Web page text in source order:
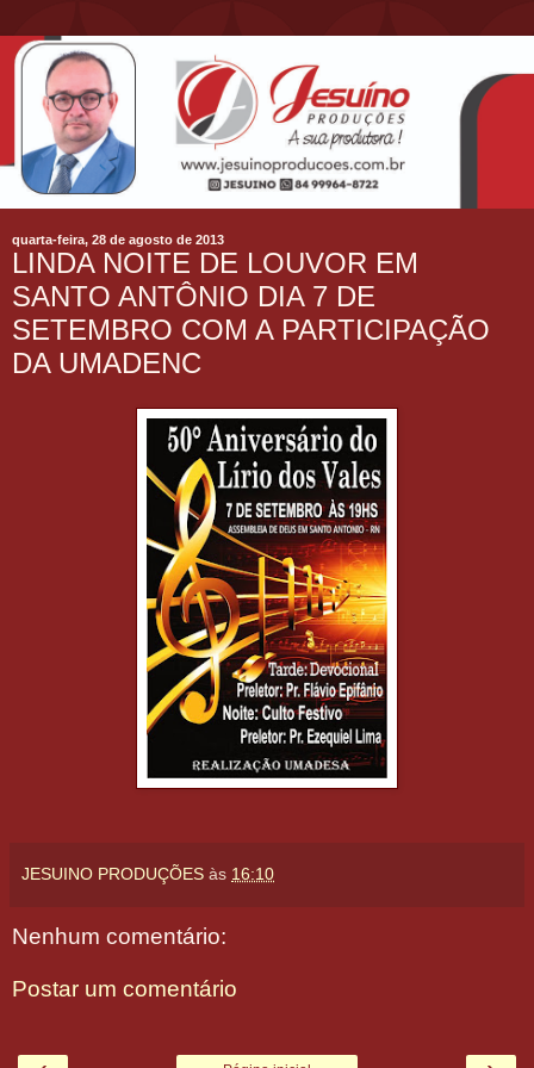
quarta-feira, 28 de agosto de 2013
LINDA NOITE DE LOUVOR EM
SANTO ANTÔNIO DIA 7 DE
SETEMBRO COM A PARTICIPAÇÃO
DA UMADENC
JESUINO PRODUÇÕES às 16:10
Nenhum comentário:
Postar um comentário